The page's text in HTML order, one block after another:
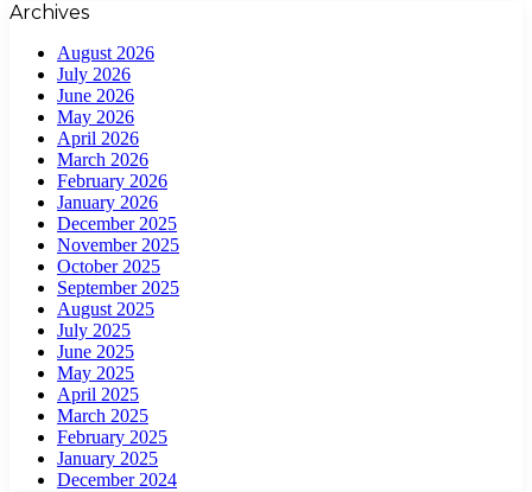
Archives
August 2026
July 2026
June 2026
May 2026
April 2026
March 2026
February 2026
January 2026
December 2025
November 2025
October 2025
September 2025
August 2025
July 2025
June 2025
May 2025
April 2025
March 2025
February 2025
January 2025
December 2024